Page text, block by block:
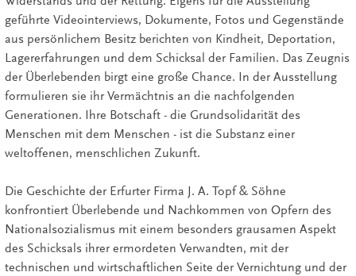
geführte Videointerviews, Dokumente, Fotos und Gegenstände
aus persönlichem Besitz berichten von Kindheit, Deportation,
Lagererfahrungen und dem Schicksal der Familien. Das Zeugnis
der Überlebenden birgt eine große Chance. In der Ausstellung
formulieren sie ihr Vermächtnis an die nachfolgenden
Generationen. Ihre Botschaft - die Grundsolidarität des
Menschen mit dem Menschen - ist die Substanz einer
weltoffenen, menschlichen Zukunft.
Die Geschichte der Erfurter Firma J. A. Topf & Söhne
konfrontiert Überlebende und Nachkommen von Opfern des
Nationalsozialismus mit einem besonders grausamen Aspekt
des Schicksals ihrer ermordeten Verwandten, mit der
technischen und wirtschaftlichen Seite der Vernichtung und der